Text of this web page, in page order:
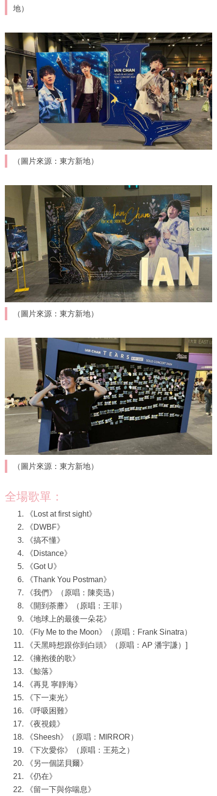
地）
（圖片來源：東方新地）
（圖片來源：東方新地）
（圖片來源：東方新地）
全場歌單：
《Lost at first sight》
《DWBF》
《搞不懂》
《Distance》
《Got U》
《Thank You Postman》
《我們》（原唱：陳奕迅）
《開到荼蘼》（原唱：王菲）
《地球上的最後一朵花》
《Fly Me to the Moon》（原唱：Frank Sinatra）
《天黑時想跟你到白頭》（原唱：AP 潘宇謙）]
《擁抱後的歌》
《鯨落》
《再見 寧靜海》
《下一束光》
《呼吸困難》
《夜視鏡》
《Sheesh》（原唱：MIRROR）
《下次愛你》（原唱：王苑之）
《另一個諾貝爾》
《仍在》
《留一下與你喘息》